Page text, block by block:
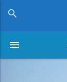
search
menu